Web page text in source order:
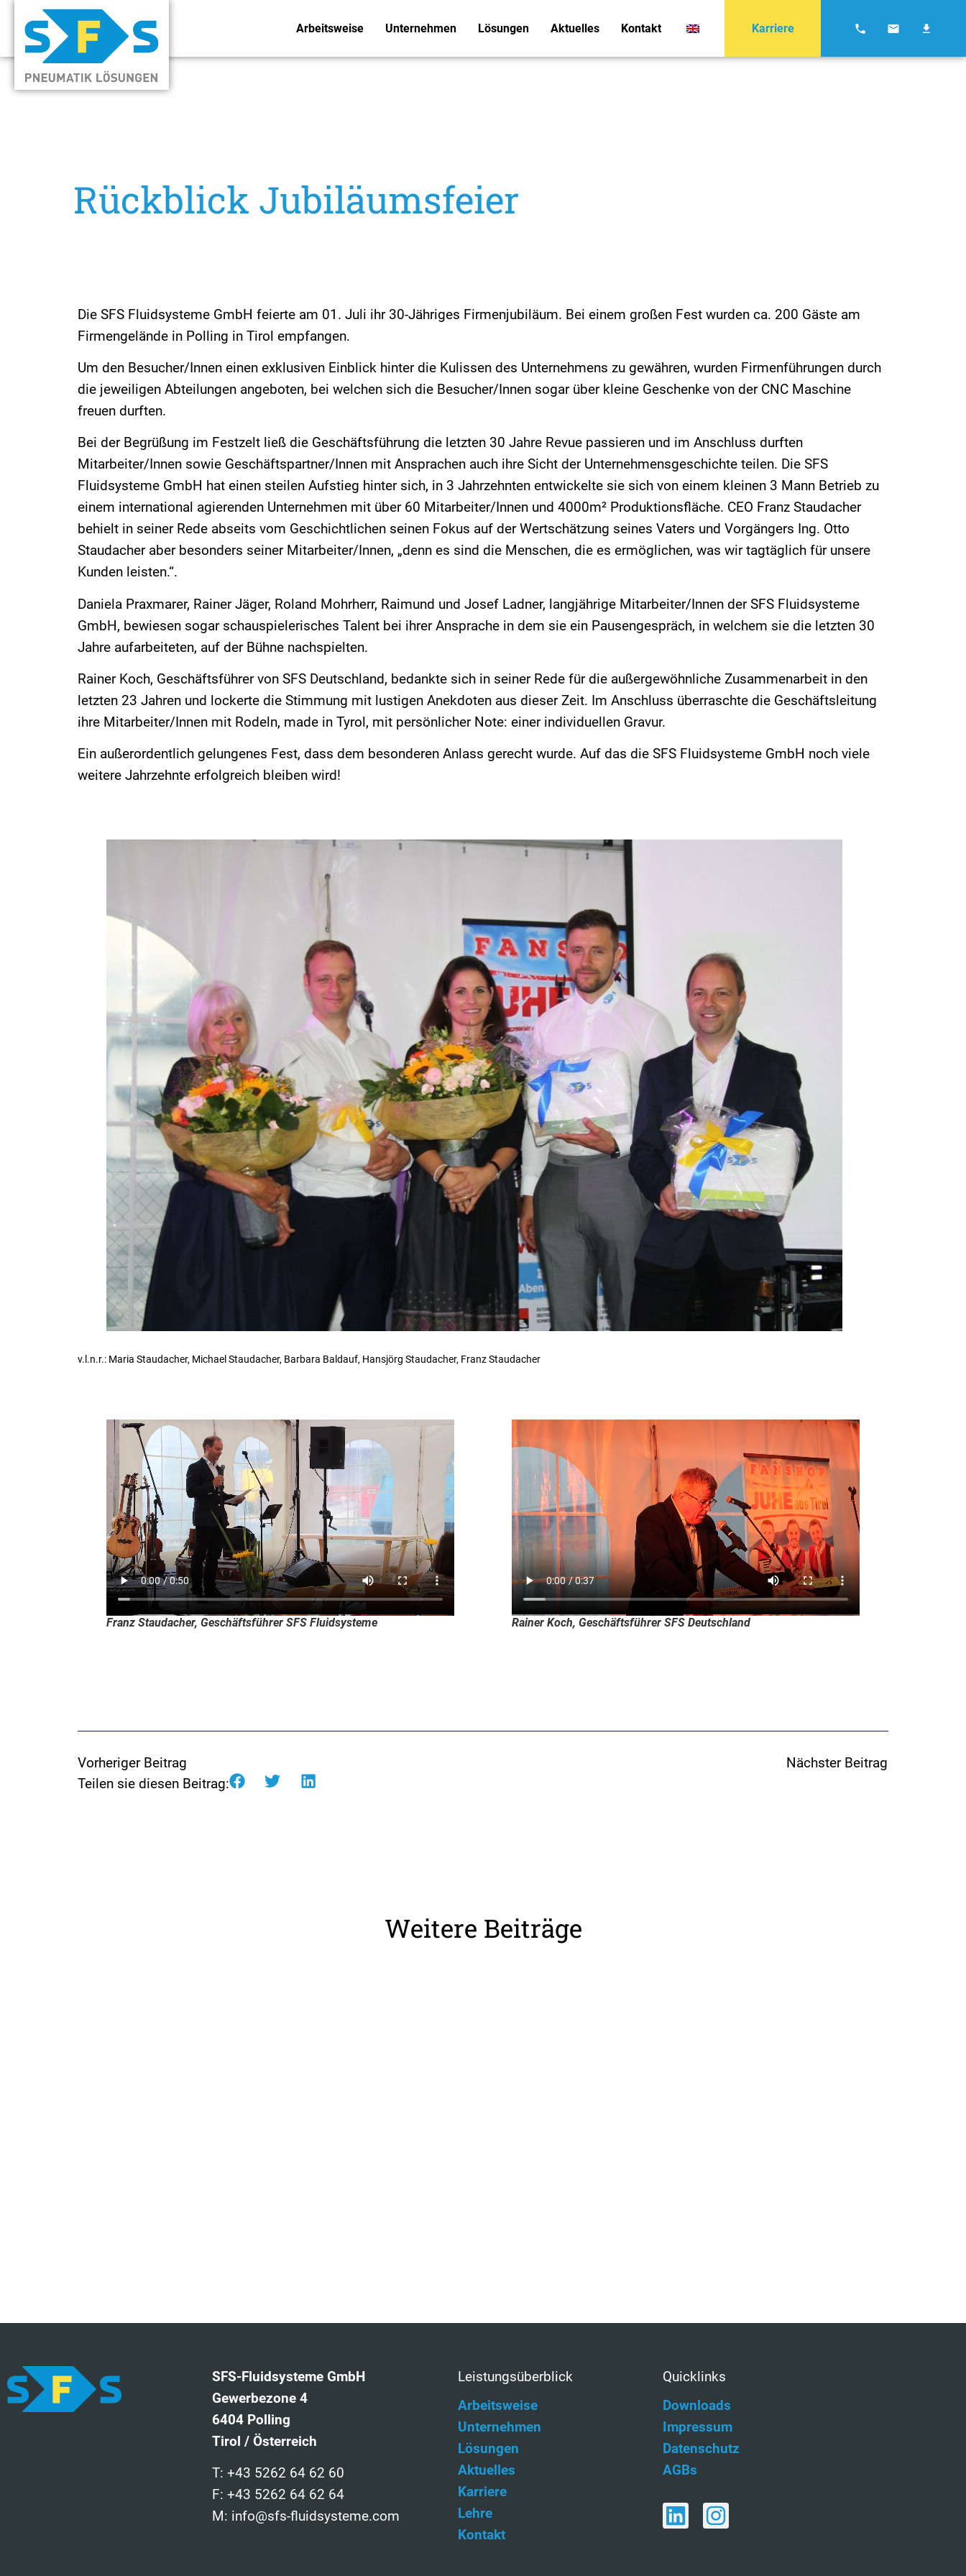
Arbeitsweise Unternehmen Lösungen Aktuelles Kontakt Karriere
Rückblick Jubiläumsfeier
Die SFS Fluidsysteme GmbH feierte am 01. Juli ihr 30-Jähriges Firmenjubiläum. Bei einem großen Fest wurden ca. 200 Gäste am
Firmengelände in Polling in Tirol empfangen.
Um den Besucher/Innen einen exklusiven Einblick hinter die Kulissen des Unternehmens zu gewähren, wurden Firmenführungen durch
die jeweiligen Abteilungen angeboten, bei welchen sich die Besucher/Innen sogar über kleine Geschenke von der CNC Maschine
freuen durften.
Bei der Begrüßung im Festzelt ließ die Geschäftsführung die letzten 30 Jahre Revue passieren und im Anschluss durften
Mitarbeiter/Innen sowie Geschäftspartner/Innen mit Ansprachen auch ihre Sicht der Unternehmensgeschichte teilen. Die SFS
Fluidsysteme GmbH hat einen steilen Aufstieg hinter sich, in 3 Jahrzehnten entwickelte sie sich von einem kleinen 3 Mann Betrieb zu
einem international agierenden Unternehmen mit über 60 Mitarbeiter/Innen und 4000m² Produktionsfläche. CEO Franz Staudacher
behielt in seiner Rede abseits vom Geschichtlichen seinen Fokus auf der Wertschätzung seines Vaters und Vorgängers Ing. Otto
Staudacher aber besonders seiner Mitarbeiter/Innen, „denn es sind die Menschen, die es ermöglichen, was wir tagtäglich für unsere
Kunden leisten.“.
Daniela Praxmarer, Rainer Jäger, Roland Mohrherr, Raimund und Josef Ladner, langjährige Mitarbeiter/Innen der SFS Fluidsysteme
GmbH, bewiesen sogar schauspielerisches Talent bei ihrer Ansprache in dem sie ein Pausengespräch, in welchem sie die letzten 30
Jahre aufarbeiteten, auf der Bühne nachspielten.
Rainer Koch, Geschäftsführer von SFS Deutschland, bedankte sich in seiner Rede für die außergewöhnliche Zusammenarbeit in den
letzten 23 Jahren und lockerte die Stimmung mit lustigen Anekdoten aus dieser Zeit. Im Anschluss überraschte die Geschäftsleitung
ihre Mitarbeiter/Innen mit Rodeln, made in Tyrol, mit persönlicher Note: einer individuellen Gravur.
Ein außerordentlich gelungenes Fest, dass dem besonderen Anlass gerecht wurde. Auf das die SFS Fluidsysteme GmbH noch viele
weitere Jahrzehnte erfolgreich bleiben wird!
v.l.n.r.: Maria Staudacher, Michael Staudacher, Barbara Baldauf, Hansjörg Staudacher, Franz Staudacher
Franz Staudacher, Geschäftsführer SFS Fluidsysteme Rainer Koch, Geschäftsführer SFS Deutschland
Vorheriger Beitrag
Nächster Beitrag
Teilen sie diesen Beitrag:
Weitere Beiträge
SFS-Fluidsysteme GmbH
Gewerbezone 4
6404 Polling
Tirol / Österreich
T: +43 5262 64 62 60
F: +43 5262 64 62 64
M: info@sfs-fluidsysteme.com
Leistungsüberblick
Arbeitsweise
Unternehmen
Lösungen
Aktuelles
Karriere
Lehre
Kontakt
Quicklinks
Downloads
Impressum
Datenschutz
AGBs